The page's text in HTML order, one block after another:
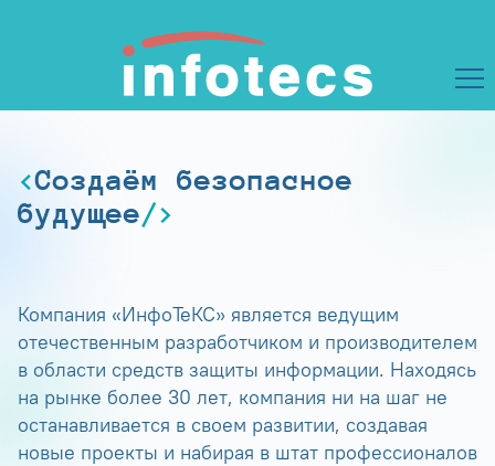
Создаём безопасное
будущее
Компания «ИнфоТеКС» является ведущим
отечественным разработчиком и производителем
в области средств защиты информации. Находясь
на рынке более 30 лет, компания ни на шаг не
останавливается в своем развитии, создавая
новые проекты и набирая в штат профессионалов